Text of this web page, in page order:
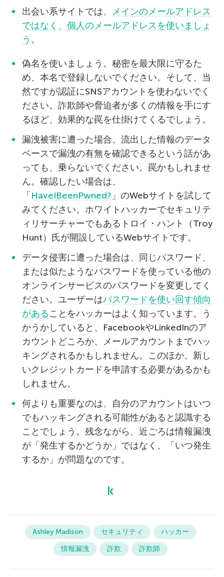
出会い系サイトでは、 メインのメールアドレス
ではなく、個人のメールアドレスを使いましょ
う 。
偽名を使いましょう。秘密を最大限に守るた
め、本名で登録しないでください。そして、当
然ですが認証にSNSアカウントを使わないでく
ださい。詐欺師や脅迫者が多くの情報を手にす
るほど、効果的な罠を仕掛けてくるでしょう。
漏洩被害に遭った場合、流出した情報のデータ
ベースで漏洩の有無を確認できるという話があ
っても、乗らないでください。罠かもしれませ
ん。確認したい場合は、
「 HaveIBeenPwned? 」のWebサイトを試して
みてください。ホワイトハッカーでセキュリテ
ィリサーチャーでもあるトロイ・ハント（Troy
Hunt）氏が開設しているWebサイトです。
データ侵害に遭った場合は、同じパスワード、
または似たようなパスワードを使っている他の
オンラインサービスのパスワードを変更してく
ださい。ユーザーはパスワードを使い回す傾向
があることをハッカーはよく知っています。う
かうかしていると、FacebookやLinkedInのア
カウントどころか、メールアカウントまでハッ
キングされるかもしれません。このほか、新し
いクレジットカードを申請する必要があるかも
しれません。
何よりも重要なのは、自分のアカウントはいつ
でもハッキングされる可能性があると認識する
ことでしょう。残念ながら、近ごろは情報漏洩
が「発生するかどうか」ではなく、「いつ発生
するか」が問題なのです。
Ashley Madison セキュリティ
ハッカー
情報漏洩
詐欺 詐欺師